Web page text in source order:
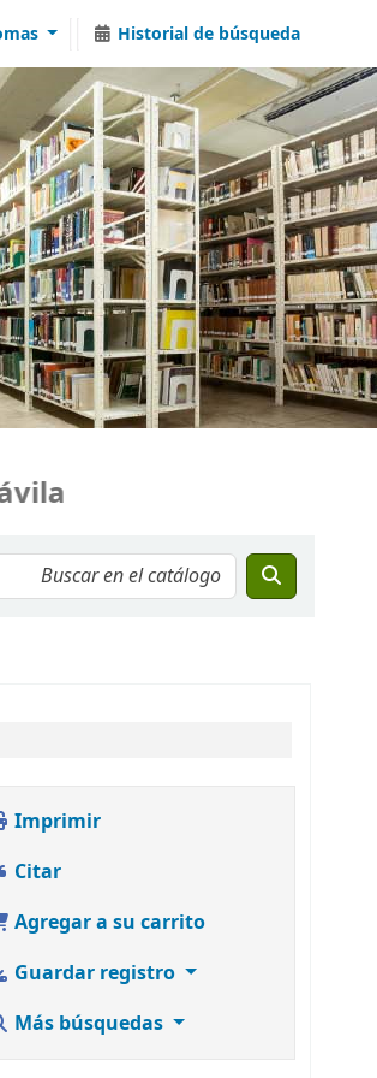
Historial de búsqueda
Imprimir
Citar
Agregar a su carrito
Guardar registro
Más búsquedas